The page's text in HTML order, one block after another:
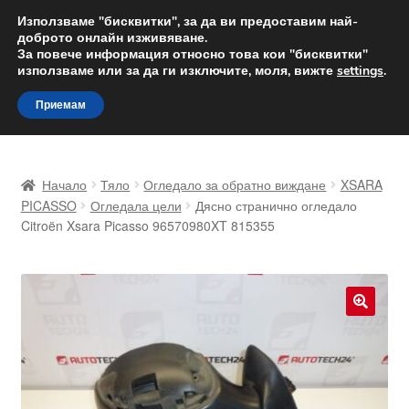
ДОСТАВКА от 12 лв.
Доставка по целия свят
Skip
to
navigation
Skip
to
content
Доставка по целия свят
Контакт
Начало Тяло Огледало за обратно виждане
XSARA
PICASSO
Огледала цели
Дясно странично огледало
Citroën Xsara Picasso 96570980XT 815355
Използваме "бисквитки", за да ви предоставим най-
доброто онлайн изживяване.
За повече информация относно това кои "бисквитки"
използваме или за да ги изключите, моля, вижте settings.
Приемам